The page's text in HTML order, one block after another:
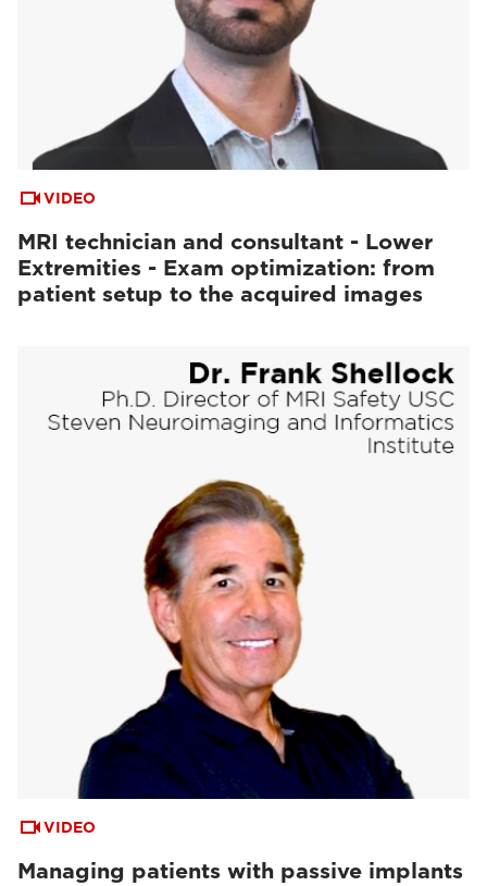
VIDEO
MRI technician and consultant - Lower
Extremities - Exam optimization: from
patient setup to the acquired images
VIDEO
Managing patients with passive implants